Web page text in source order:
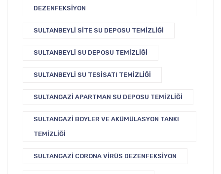
DEZENFEKSIYON
SULTANBEYLI SITE SU DEPOSU TEMIZLIĞI
SULTANBEYLI SU DEPOSU TEMIZLIĞI
SULTANBEYLI SU TESISATI TEMIZLIĞI
SULTANGAZI APARTMAN SU DEPOSU TEMIZLIĞI
SULTANGAZI BOYLER VE AKÜMÜLASYON TANKI
TEMIZLIĞI
SULTANGAZI CORONA VIRÜS DEZENFEKSIYON